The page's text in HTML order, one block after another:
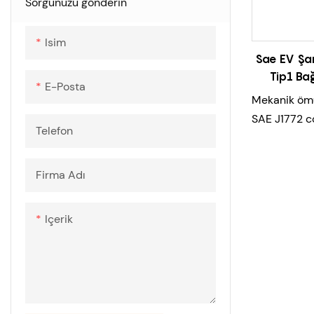
Isim
E-Posta
Telefon
Firma Adı
Içerik
Sae EV
Tip1
Mekanik
SAE J1772